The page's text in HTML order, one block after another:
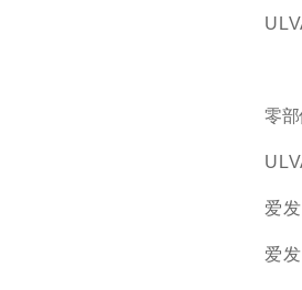
零
爱
爱